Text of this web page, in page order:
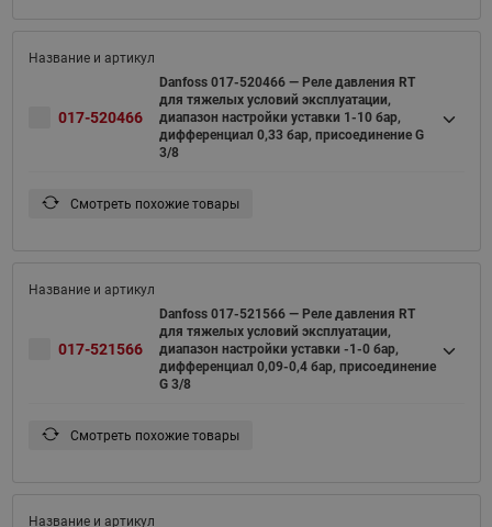
017-520466
Danfoss 017-520466 — Реле давления RT
для тяжелых условий эксплуатации,
диапазон настройки уставки 1-10 бар,
дифференциал 0,33 бар, присоединение G
3/8
Смотреть похожие товары
017-521566
Danfoss 017-521566 — Реле давления RT
для тяжелых условий эксплуатации,
диапазон настройки уставки -1-0 бар,
дифференциал 0,09-0,4 бар, присоединение
G 3/8
Смотреть похожие товары